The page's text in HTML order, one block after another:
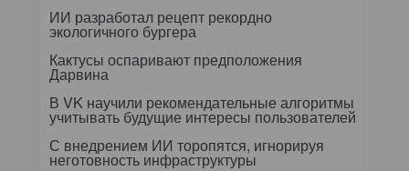
ИИ разработал рецепт рекордно
экологичного бургера
Кактусы оспаривают предположения
Дарвина
В VK научили рекомендательные алгоритмы
учитывать будущие интересы пользователей
С внедрением ИИ торопятся, игнорируя
неготовность инфраструктуры